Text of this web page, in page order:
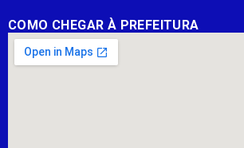
COMO CHEGAR À PREFEITURA